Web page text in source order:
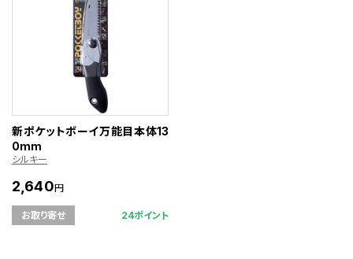
新ポケットボーイ万能目本体13
0mm
シルキー
2,640円
お取り寄せ 24ポイント